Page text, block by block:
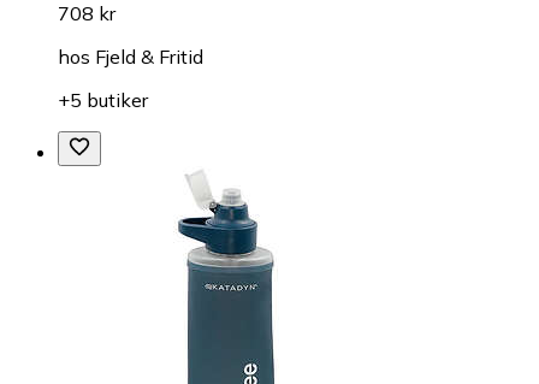
708 kr
hos Fjeld & Fritid
+5 butiker